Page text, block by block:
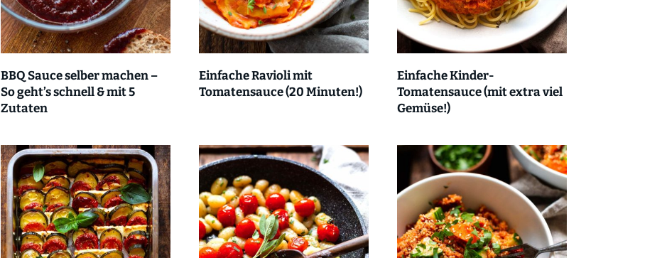
BBQ Sauce selber machen –
So geht’s schnell & mit 5
Zutaten
Einfache Ravioli mit
Tomatensauce (20 Minuten!)
Einfache Kinder-
Tomatensauce (mit extra viel
Gemüse!)